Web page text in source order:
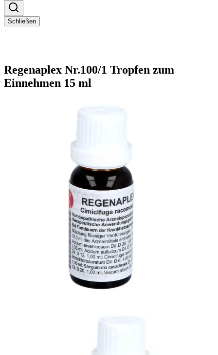
Schließen
Regenaplex Nr.100/1 Tropfen zum
Einnehmen 15 ml